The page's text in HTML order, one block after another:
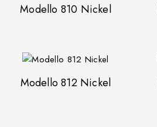
Modello 810 Nickel
Modello 812 Nickel